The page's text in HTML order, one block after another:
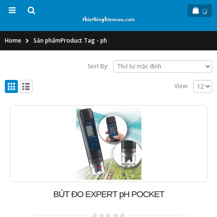
Home Sản phẩmProduct Tag - ph
Sort By:
View:
BÚT ĐO EXPERT pH POCKET